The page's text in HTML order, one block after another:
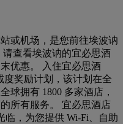
或机场，是您前往埃波讷
查看埃波讷的宜必思酒
优惠。 入住宜必思酒
度奖励计划，该计划在全
球拥有 1800 多家酒店，
所有服务。 宜必思酒店
临，为您提供 Wi-Fi、自助